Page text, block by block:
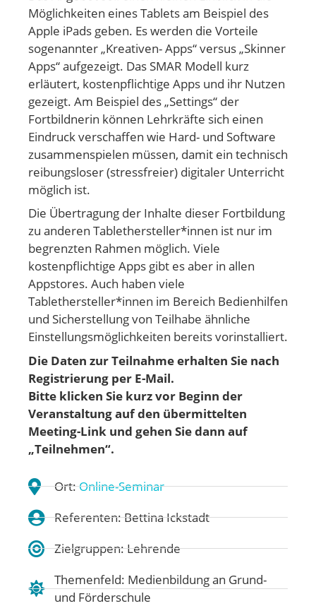
Möglichkeiten eines Tablets am Beispiel des
Apple iPads geben. Es werden die Vorteile
sogenannter „Kreativen- Apps“ versus „Skinner
Apps“ aufgezeigt. Das SMAR Modell kurz
erläutert, kostenpflichtige Apps und ihr Nutzen
gezeigt. Am Beispiel des „Settings“ der
Fortbildnerin können Lehrkräfte sich einen
Eindruck verschaffen wie Hard- und Software
zusammenspielen müssen, damit ein technisch
reibungsloser (stressfreier) digitaler Unterricht
möglich ist.
Die Übertragung der Inhalte dieser Fortbildung
zu anderen Tablethersteller*innen ist nur im
begrenzten Rahmen möglich. Viele
kostenpflichtige Apps gibt es aber in allen
Appstores. Auch haben viele
Tablethersteller*innen im Bereich Bedienhilfen
und Sicherstellung von Teilhabe ähnliche
Einstellungsmöglichkeiten bereits vorinstalliert.
Die Daten zur Teilnahme erhalten Sie nach
Registrierung per E-Mail.
Bitte klicken Sie kurz vor Beginn der
Veranstaltung auf den übermittelten
Meeting-Link und gehen Sie dann auf
„Teilnehmen“.
Ort:Online-Seminar
Referenten: Bettina Ickstadt
Zielgruppen: Lehrende
Themenfeld: Medienbildung an Grund-
und Förderschule